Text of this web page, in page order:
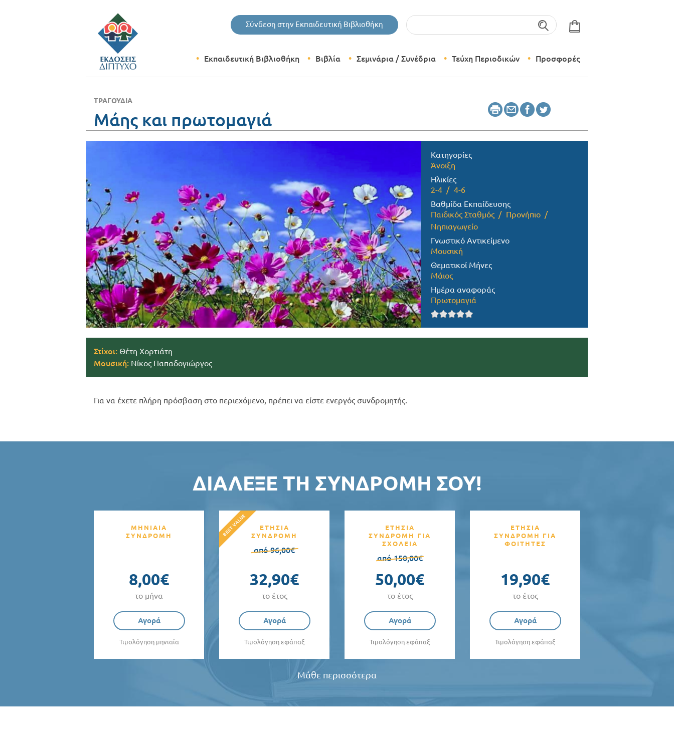
Σύνδεση στην Εκπαιδευτική Βιβλιοθήκη
Εκπαιδευτική Βιβλιοθήκη Βιβλία Σεμινάρια / Συνέδρια Τεύχη Περιοδικών
Δημιουργικό Εργαστήρι
Προσφορές
ΤΡΑΓΟΎΔΙΑ
Μάης και πρωτομαγιά
Κατηγορίες
Άνοιξη
Ηλικίες
2-4
4-6
Βαθμίδα Εκπαίδευσης
Παιδικός Σταθμός
Προνήπιο
Νηπιαγωγείο
Γνωστικό Αντικείμενο
Μουσική
Θεματικοί Μήνες
Μάιος
Ημέρα αναφοράς
Πρωτομαγιά
Στίχοι: Θέτη Χορτιάτη
Μουσική: Νίκος Παπαδογιώργος
Για να έχετε πλήρη πρόσβαση στο περιεχόμενο, πρέπει να είστε ενεργός συνδρομητής.
ΔΙΆΛΕΞΕ ΤΗ ΣΥΝΔΡΟΜΉ ΣΟΥ!
ΜΗΝΙΑΙΑ
ΣΥΝΔΡΟΜΗ
8,00€
το μήνα
Αγορά
Τιμολόγηση μηνιαία
ΕΤΗΣΙΑ
ΣΥΝΔΡΟΜΗ
από 96,00€
32,90€
το έτος
Αγορά
Τιμολόγηση εφάπαξ
ΕΤΗΣΙΑ
ΣΥΝΔΡΟΜΗ ΓΙΑ
ΣΧΟΛΕΙΑ
από 150,00€
50,00€
το έτος
Αγορά
Τιμολόγηση εφάπαξ
ΕΤΗΣΙΑ
ΣΥΝΔΡΟΜΗ ΓΙΑ
ΦΟΙΤΗΤΕΣ
19,90€
το έτος
Αγορά
Τιμολόγηση εφάπαξ
Μάθε περισσότερα